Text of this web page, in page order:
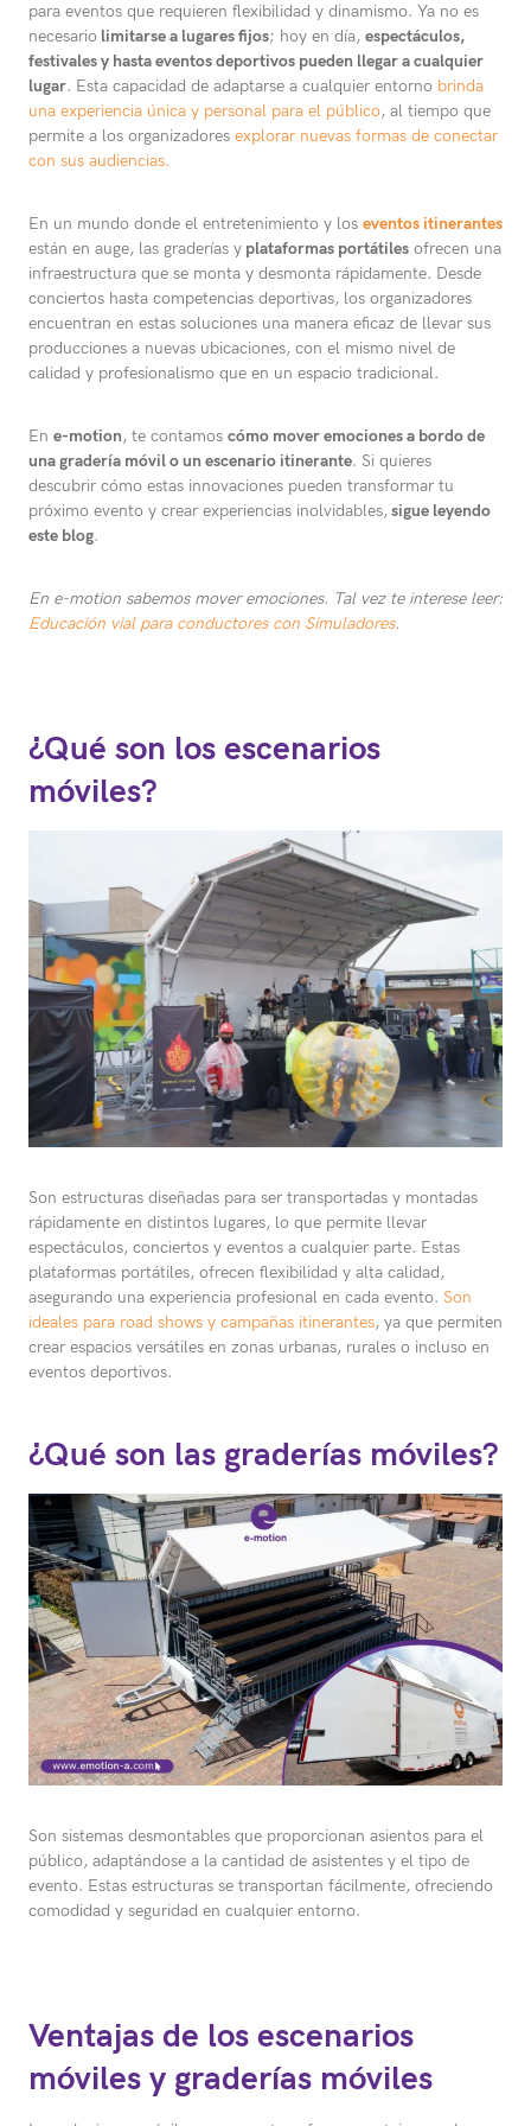
para eventos que requieren flexibilidad y dinamismo. Ya no es
necesario limitarse a lugares fijos; hoy en día, espectáculos,
festivales y hasta eventos deportivos pueden llegar a cualquier
lugar. Esta capacidad de adaptarse a cualquier entorno brinda
una experiencia única y personal para el público, al tiempo que
permite a los organizadores explorar nuevas formas de conectar
con sus audiencias.
En un mundo donde el entretenimiento y los eventos itinerantes
están en auge, las graderías y plataformas portátiles ofrecen una
infraestructura que se monta y desmonta rápidamente. Desde
conciertos hasta competencias deportivas, los organizadores
encuentran en estas soluciones una manera eficaz de llevar sus
producciones a nuevas ubicaciones, con el mismo nivel de
calidad y profesionalismo que en un espacio tradicional.
En e-motion, te contamos cómo mover emociones a bordo de
una gradería móvil o un escenario itinerante. Si quieres
descubrir cómo estas innovaciones pueden transformar tu
próximo evento y crear experiencias inolvidables,sigue leyendo
este blog.
En e-motion sabemos mover emociones. Tal vez te interese leer:
Educación vial para conductores con Simuladores.
¿Qué son los escenarios
móviles?
Son estructuras diseñadas para ser transportadas y montadas
rápidamente en distintos lugares, lo que permite llevar
espectáculos, conciertos y eventos a cualquier parte. Estas
plataformas portátiles, ofrecen flexibilidad y alta calidad,
asegurando una experiencia profesional en cada evento. Son
ideales para road shows y campañas itinerantes, ya que permiten
crear espacios versátiles en zonas urbanas, rurales o incluso en
eventos deportivos.
¿Qué son las graderías móviles?
Son sistemas desmontables que proporcionan asientos para el
público, adaptándose a la cantidad de asistentes y el tipo de
evento. Estas estructuras se transportan fácilmente, ofreciendo
comodidad y seguridad en cualquier entorno.
Ventajas de los escenarios
móviles y graderías móviles